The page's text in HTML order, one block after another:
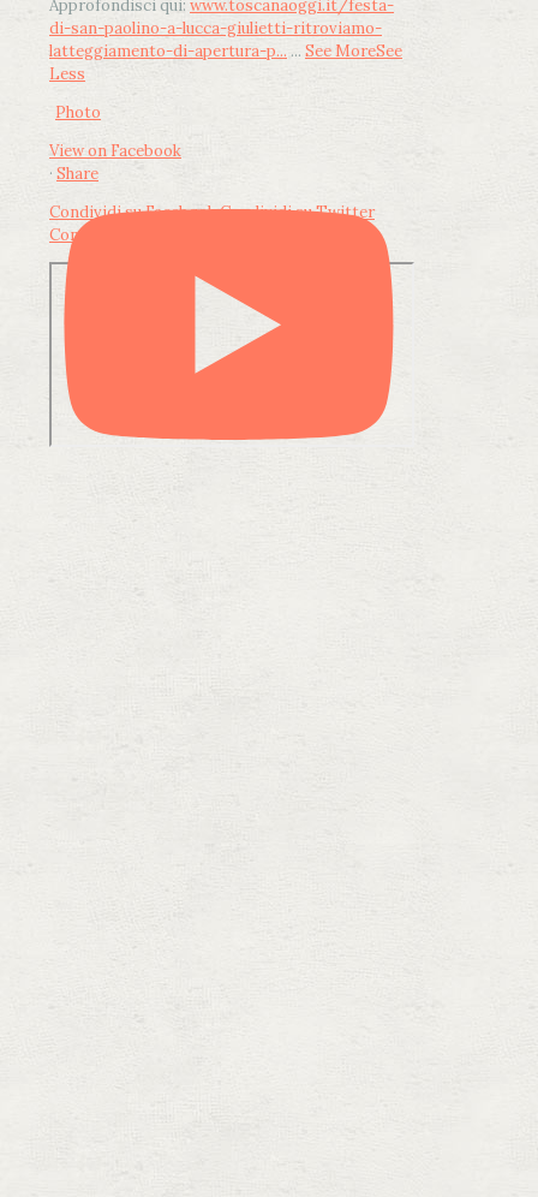
Approfondisci qui: www.toscanaoggi.it/festa-
di-san-paolino-a-lucca-giulietti-ritroviamo-
latteggiamento-di-apertura-p... ... See MoreSee
Less
Photo
View on Facebook
· Share
Condividi su FacebookCondividi su Twitter
Condividi su LinkedIn